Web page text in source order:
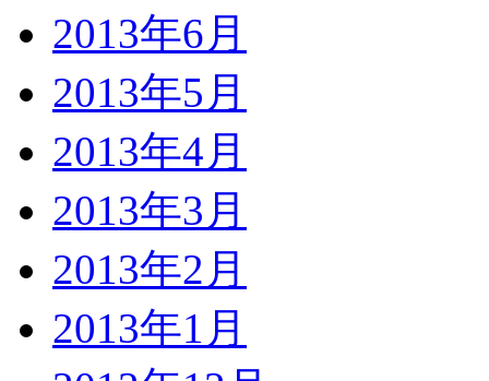
2013年6月
2013年5月
2013年4月
2013年3月
2013年2月
2013年1月